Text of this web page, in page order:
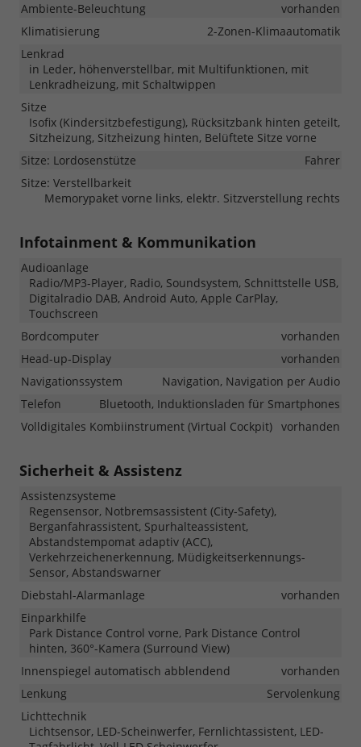
Ambiente-Beleuchtung
vorhanden
Klimatisierung
2-Zonen-Klimaautomatik
Lenkrad
in Leder, höhenverstellbar, mit Multifunktionen, mit
Lenkradheizung, mit Schaltwippen
Sitze
Isofix (Kindersitzbefestigung), Rücksitzbank hinten geteilt,
Sitzheizung, Sitzheizung hinten, Belüftete Sitze vorne
Sitze: Lordosenstütze
Fahrer
Sitze: Verstellbarkeit
Memorypaket vorne links, elektr. Sitzverstellung rechts
Infotainment & Kommunikation
Audioanlage
Radio/MP3-Player, Radio, Soundsystem, Schnittstelle USB,
Digitalradio DAB, Android Auto, Apple CarPlay,
Touchscreen
Bordcomputer
vorhanden
Head-up-Display
vorhanden
Navigationssystem
Navigation, Navigation per Audio
Telefon
Bluetooth, Induktionsladen für Smartphones
Volldigitales Kombiinstrument (Virtual Cockpit) vorhanden
Sicherheit & Assistenz
Assistenzsysteme
Regensensor, Notbremsassistent (City-Safety),
Berganfahrassistent, Spurhalteassistent,
Abstandstempomat adaptiv (ACC),
Verkehrzeichenerkennung, Müdigkeitserkennungs-
Sensor, Abstandswarner
Diebstahl-Alarmanlage
vorhanden
Einparkhilfe
Park Distance Control vorne, Park Distance Control
hinten, 360°-Kamera (Surround View)
Innenspiegel automatisch abblendend
vorhanden
Lenkung
Servolenkung
Lichttechnik
Lichtsensor, LED-Scheinwerfer, Fernlichtassistent, LED-